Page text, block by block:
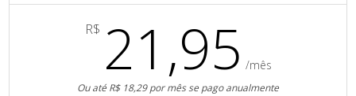
R$ 21,95 /mês
Ou até R$ 18,29 por mês se pago anualmente